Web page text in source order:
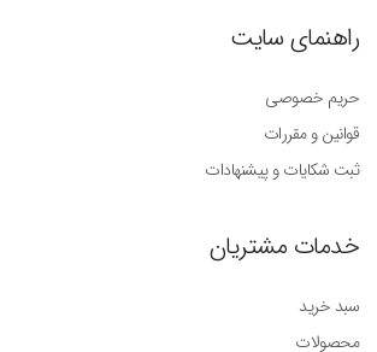
راهنمای سایت
حریم خصوصی
قوانین و مقررات
ثبت شکایات و پیشنهادات
خدمات مشتریان
سبد خرید
محصولات